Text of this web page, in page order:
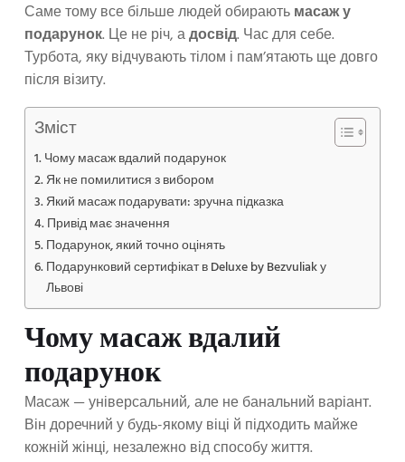
Саме тому все більше людей обираютьмасаж у
подарунок. Це не річ, адосвід. Час для себе.
Турбота, яку відчувають тілом і пам’ятають ще довго
після візиту.
Зміст
Чому масаж вдалий подарунок
Як не помилитися з вибором
Який масаж подарувати: зручна підказка
Привід має значення
Подарунок, який точно оцінять
Подарунковий сертифікат в Deluxe by Bezvuliak у
Львові
Чому масаж вдалий
подарунок
Масаж — універсальний, але не банальний варіант.
Він доречний у будь-якому віці й підходить майже
кожній жінці, незалежно від способу життя.